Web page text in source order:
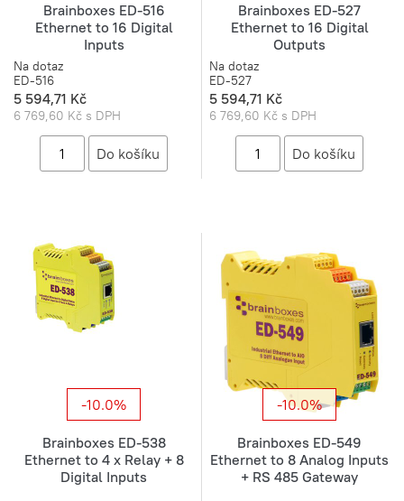
Brainboxes ED-516
Ethernet to 16 Digital
Inputs
Na dotaz
ED-516
5 594,71 Kč
6 769,60 Kč s DPH
Brainboxes ED-527
Ethernet to 16 Digital
Outputs
Na dotaz
ED-527
5 594,71 Kč
6 769,60 Kč s DPH
-10.0%
Brainboxes ED-538
Ethernet to 4 x Relay + 8
Digital Inputs
-10.0%
Brainboxes ED-549
Ethernet to 8 Analog Inputs
+ RS 485 Gateway